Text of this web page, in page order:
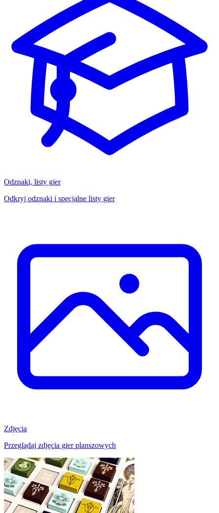
Odznaki, listy gier
Odkryj odznaki i specjalne listy gier
Zdjęcia
Przeglądaj zdjęcia gier planszowych